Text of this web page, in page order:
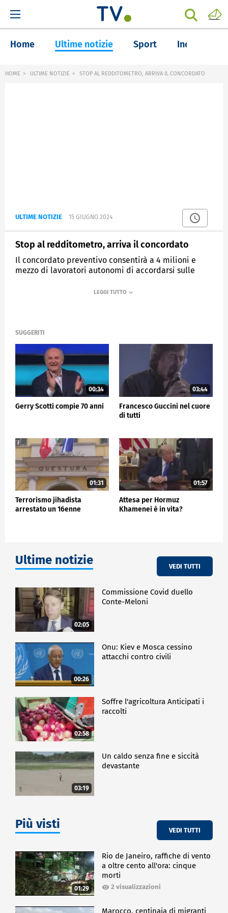
Home Ultime notizie Sport Inchieste
HOME ULTIME NOTIZIE STOP AL REDDITOMETRO, ARRIVA IL CONCORDATO
ULTIME NOTIZIE 15 GIUGNO 2024
Stop al redditometro, arriva il concordato
Il concordato preventivo consentirà a 4 milioni e
mezzo di lavoratori autonomi di accordarsi sulle
SUGGERITI
00:34
Gerry Scotti compie 70 anni
03:44
Francesco Guccini nel cuore
di tutti
01:31
Terrorismo jihadista
arrestato un 16enne
01:57
Attesa per Hormuz
Khamenei è in vita?
Ultime notizie VEDI TUTTI
02:05
Commissione Covid duello
Conte-Meloni
00:26
Onu: Kiev e Mosca cessino
attacchi contro civili
02:58
Soffre l'agricoltura Anticipati i
raccolti
03:19
Un caldo senza fine e siccità
devastante
Più visti VEDI TUTTI
01:29
Rio de Janeiro, raffiche di vento
a oltre cento all'ora: cinque
morti
2 visualizzazioni
Marocco, centinaia di migranti